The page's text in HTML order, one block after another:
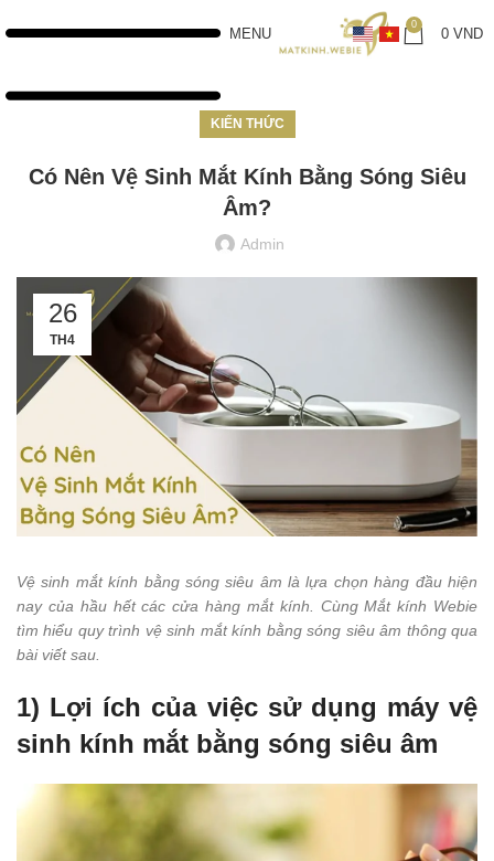
MENU
0
0 VND
KIẾN THỨC
Có Nên Vệ Sinh Mắt Kính Bằng Sóng Siêu
Âm?
Admin
26
TH4
Vệ sinh mắt kính bằng sóng siêu âm là lựa chọn hàng đầu hiện
nay của hầu hết các cửa hàng mắt kính. Cùng Mắt kính Webie
tìm hiểu quy trình vệ sinh mắt kính bằng sóng siêu âm thông qua
bài viết sau.
1) Lợi ích của việc sử dụng máy vệ
sinh kính mắt bằng sóng siêu âm